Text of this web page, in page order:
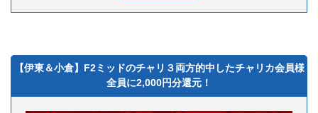
【伊東＆小倉】F2ミッドのチャリ３両方的中したチャリカ会員様
全員に2,000円分還元！